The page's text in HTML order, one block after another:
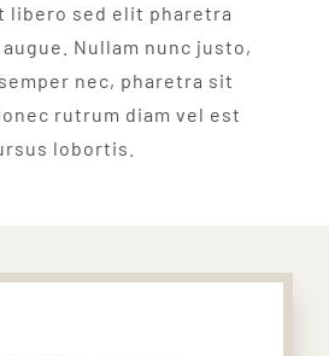
libero sed elit pharetra
Nullam nunc justo,
nec, pharetra sit
rutrum diam vel est
lobortis.